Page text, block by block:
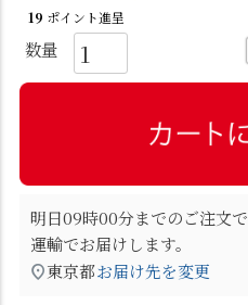
19 ポイント進呈
明日09時00分までのご注文で
運輸でお届けします。
東京都お届け先を変更